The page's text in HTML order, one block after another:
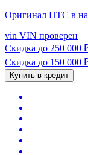
Оригинал ПТС в
vin VIN проверен
Скидка до 250 000
Скидка до 150 000
Купить в кредит